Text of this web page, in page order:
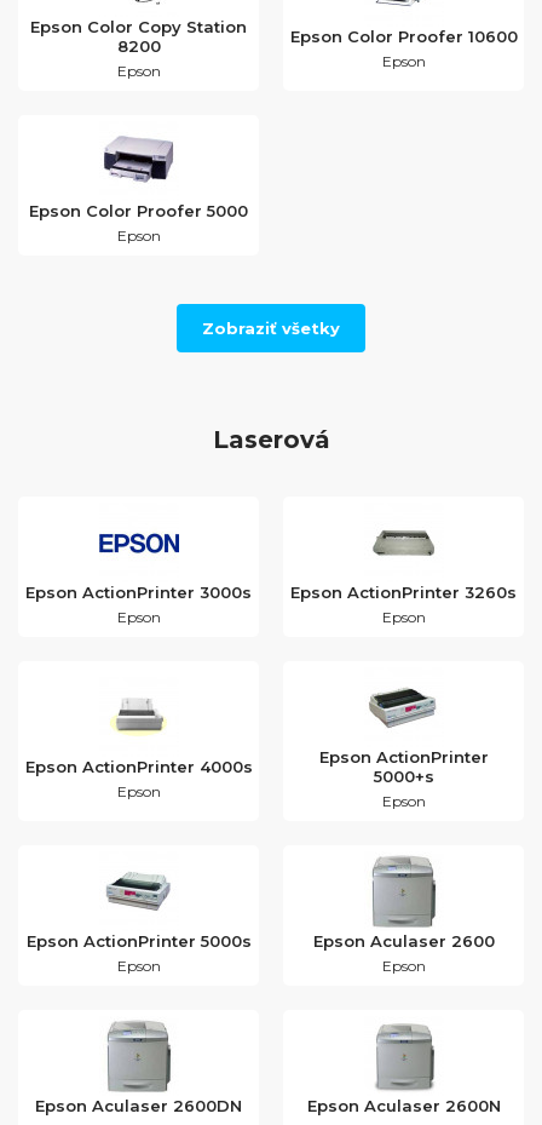
Epson Color Copy Station
8200
Epson
Epson Color Proofer 10600
Epson
Epson Color Proofer 5000
Epson
Zobraziť všetky
Laserová
Epson ActionPrinter 3000s
Epson
Epson ActionPrinter 3260s
Epson
Epson ActionPrinter 4000s
Epson
Epson ActionPrinter
5000+s
Epson
Epson ActionPrinter 5000s
Epson
Epson Aculaser 2600
Epson
Epson Aculaser 2600DN Epson Aculaser 2600N